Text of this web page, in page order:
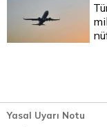
Yasal Uyarı Notu